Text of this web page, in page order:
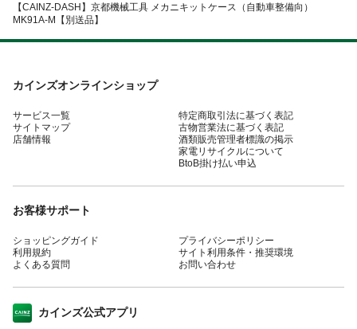
【CAINZ-DASH】京都機械工具 メカニキットケース（自動車整備向）
MK91A-M【別送品】
カインズオンラインショップ
サービス一覧
サイトマップ
店舗情報
特定商取引法に基づく表記
古物営業法に基づく表記
酒類販売管理者標識の掲示
家電リサイクルについて
BtoB掛け払い申込
お客様サポート
ショッピングガイド
利用規約
よくある質問
プライバシーポリシー
サイト利用条件・推奨環境
お問い合わせ
カインズ公式アプリ